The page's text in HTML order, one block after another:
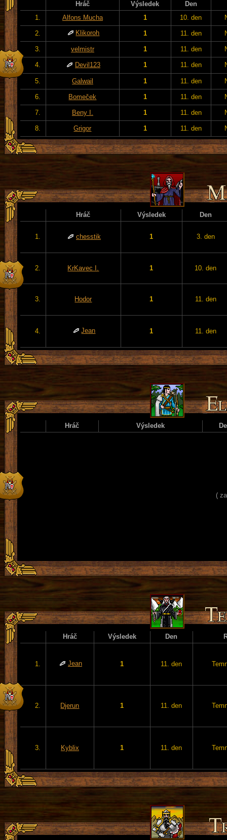
Hráč Výsledek
Den
1.
Alfons Mucha 1 10. den
2. Klikoroh 1 11. den
3. velmistr 1 11. den
4. Devil123 1 11. den
5. Galwail 1 11. den
6. Bomeček 1 11. den
7. Beny I. 1 11. den
8. Grigor 1 11. den
Hráč Výsledek Den
1. chesstik 1 3. den
2. KrKavec I. 1 10. den
3. Hodor 1 11. den
4. Jean 1 11. den
Hráč Výsledek
(
Hráč Výsledek Den
1. Jean 1 11. den
2. Djerun 1 11. den
3. Kyblix 1 11. den